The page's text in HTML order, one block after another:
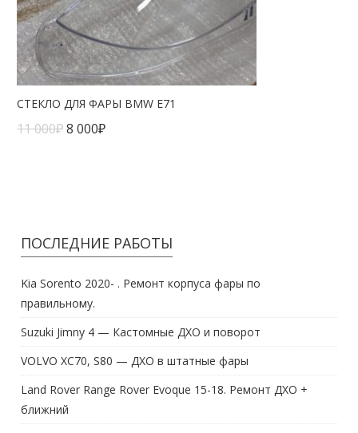
СТЕКЛО ДЛЯ ФАРЫ BMW E71
11 000₽8 000₽
ПОСЛЕДНИЕ РАБОТЫ
Kia Sorento 2020- . Ремонт корпуса фары по
правильному.
Suzuki Jimny 4 — Кастомные ДХО и поворот
VOLVO XC70, S80 — ДХО в штатные фары
Land Rover Range Rover Evoque 15-18. Ремонт ДХО +
ближний